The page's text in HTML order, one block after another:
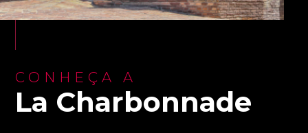
CONHEÇA A
La Charbonnade